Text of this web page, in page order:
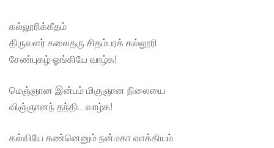
கல்லூரிக்கீதம்
திருவளர் கலைதரு சிதம்பரக் கல்லூரி
சேண்புகழ் ஓங்கியே வாழ்க!
மெஞ்ஞான இன்பம் மிகுஞான நிலையை
விஞ்ஞானந் தந்திட வாழ்க!
கல்வியே கண்னெனும் நன்மகா வாக்கியம்